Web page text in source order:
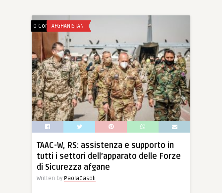
0 CommentsAFGHANISTAN
TAAC-W, RS: assistenza e supporto in
tutti i settori dell’apparato delle Forze
di Sicurezza afgane
Written by PaolaCasoli